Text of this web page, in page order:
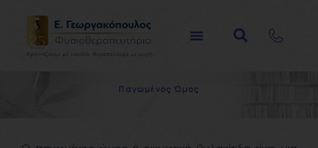
περιεχόμενο
Π αγωμέ νος Ώμος